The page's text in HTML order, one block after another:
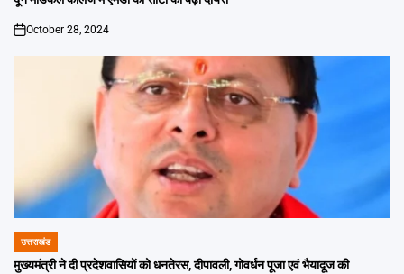
on
October 28, 2024
POSTED
IN
उत्तराखंड
मुख्यमंत्री ने दी प्रदेशवासियों को धनतेरस, दीपावली, गोवर्धन पूजा एवं भैयादूज की